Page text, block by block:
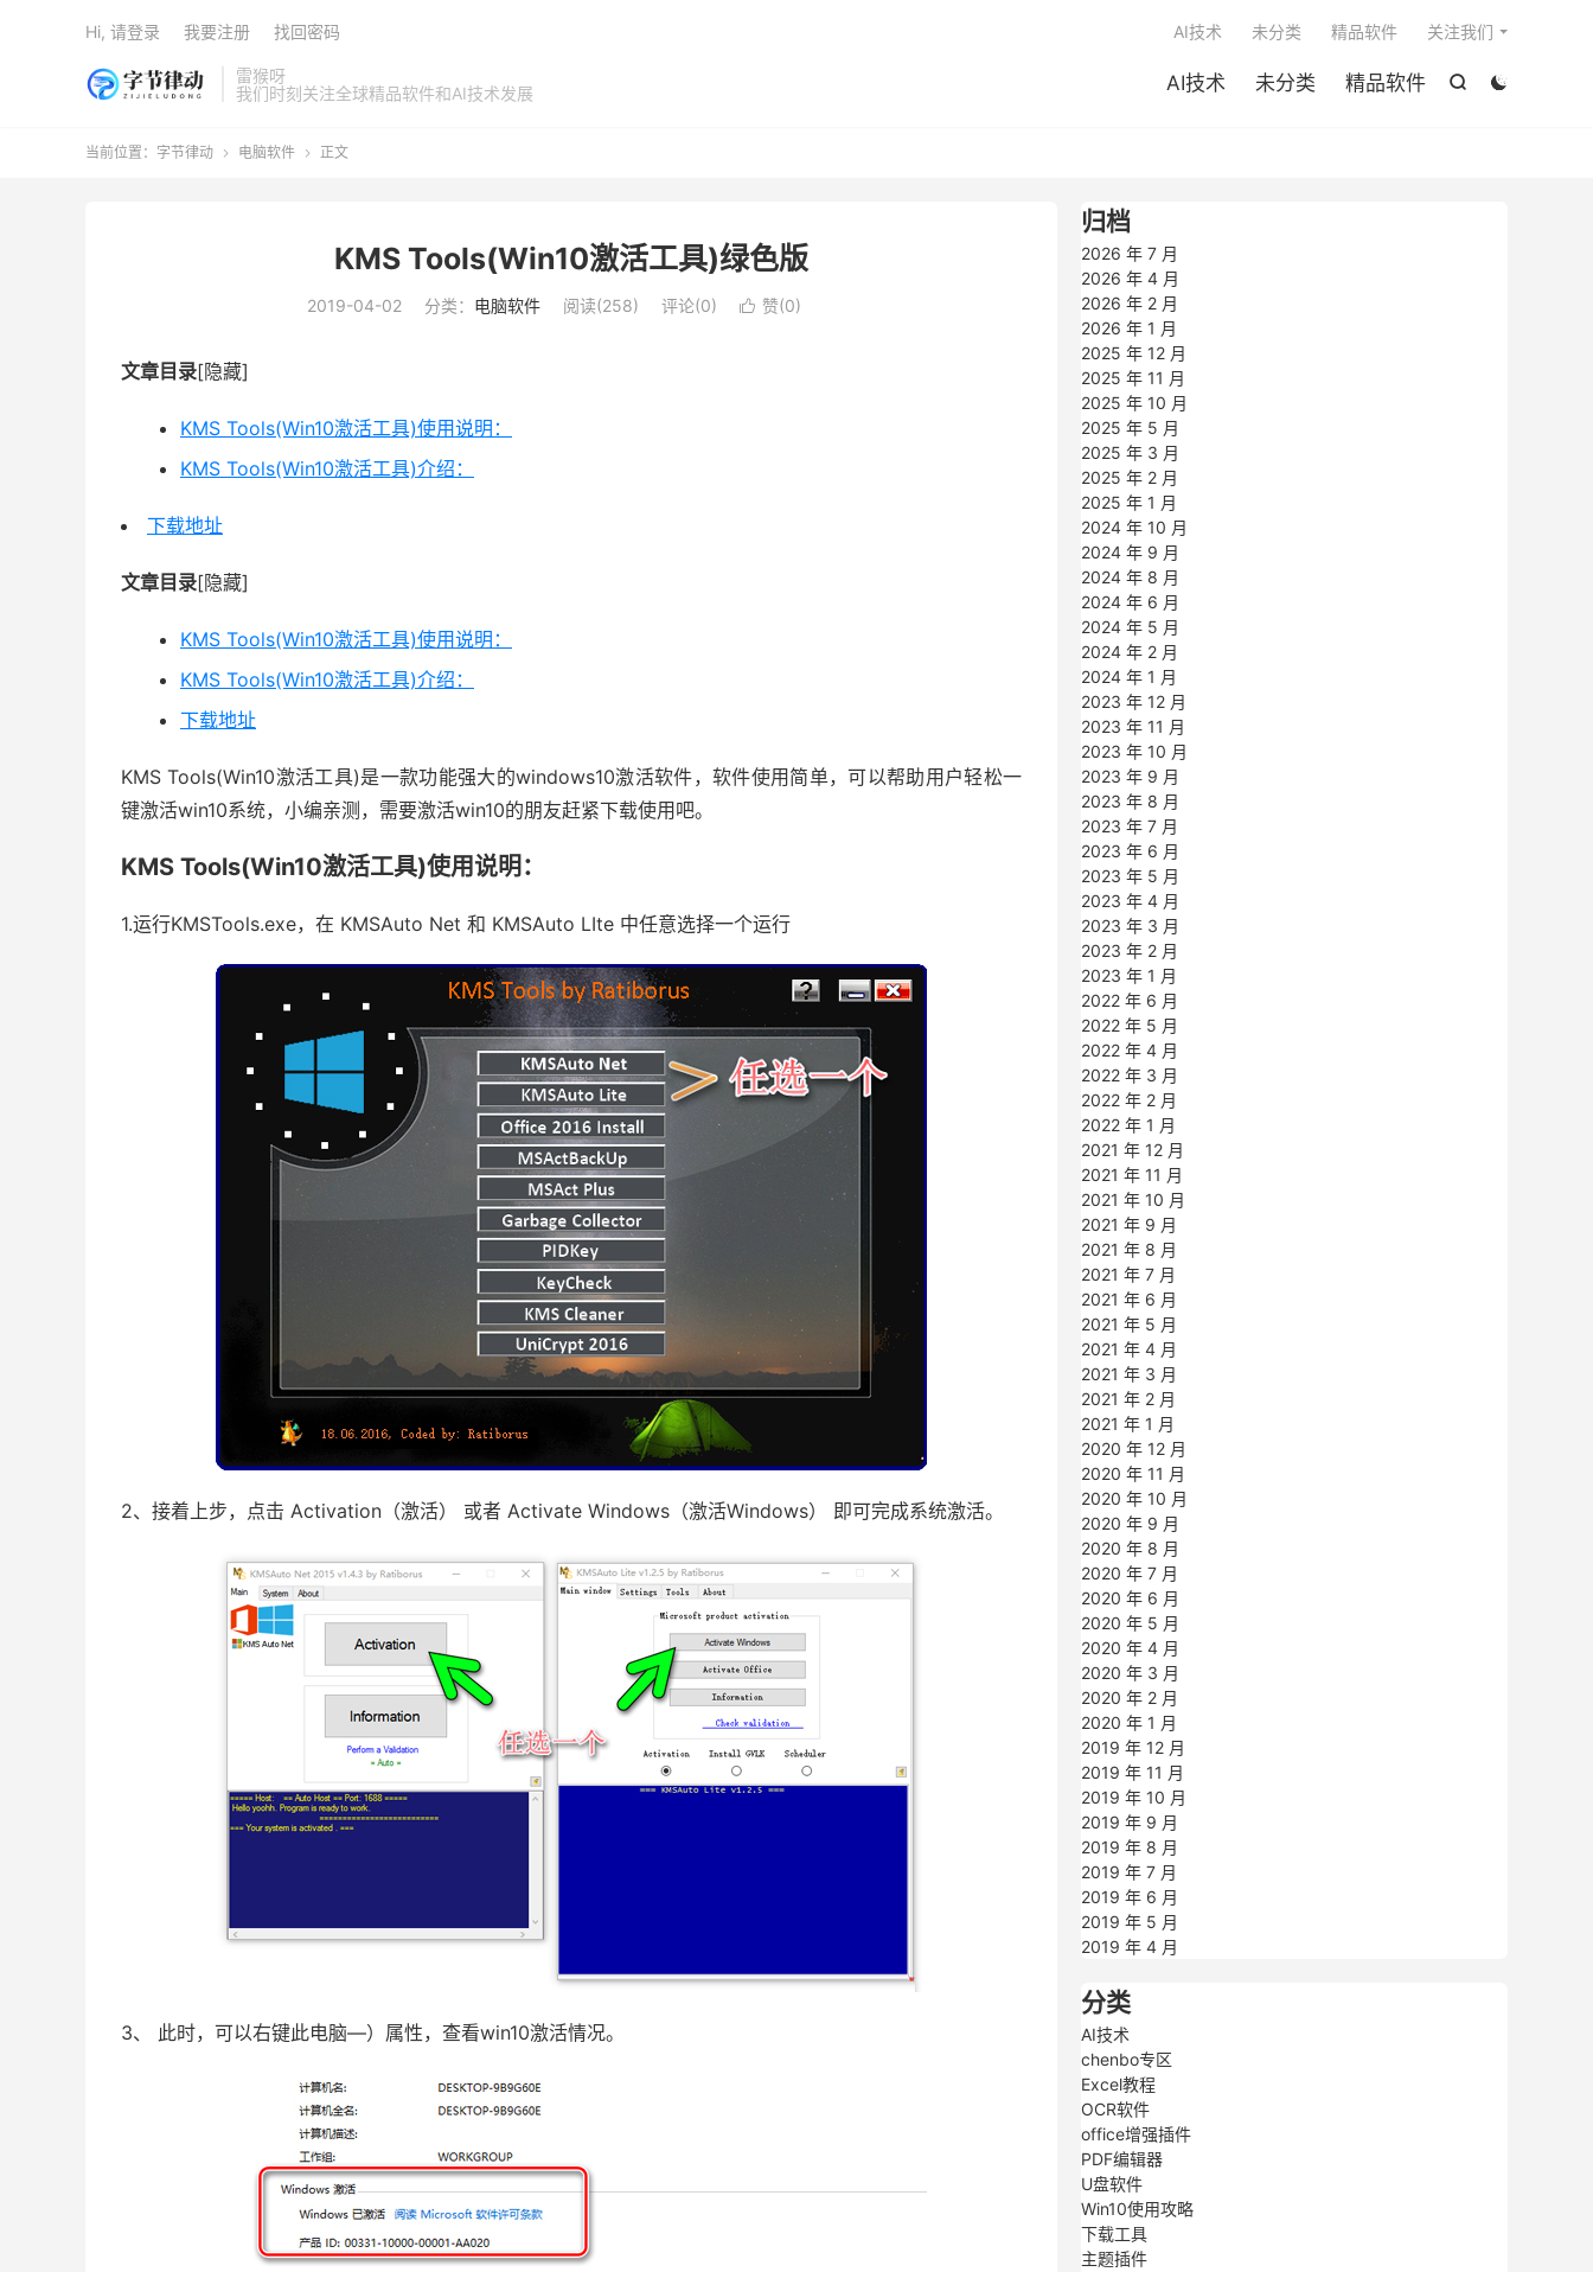
雷猴呀
我们时刻关注全球精品软件和AI技术发展


AI技术 未分类 精品软件
AI技术 未分类 精品软件 关注我们
Hi, 请登录 我要注册 找回密码
当前位置： 字节律动  电脑软件  正文
KMS Tools(Win10激活工具)绿色版
2019-04-02 分类： 电脑软件 阅读(258) 评论(0)  赞(0)
文章目录[隐藏]
KMS Tools(Win10激活工具)使用说明：
KMS Tools(Win10激活工具)介绍：
下载地址
文章目录[隐藏]
KMS Tools(Win10激活工具)使用说明：
KMS Tools(Win10激活工具)介绍：
下载地址
KMS Tools(Win10激活工具)是一款功能强大的windows10激活软件，软件使用简单，可以帮助用户轻松一
键激活win10系统，小编亲测，需要激活win10的朋友赶紧下载使用吧。
KMS Tools(Win10激活工具)使用说明：
1.运行KMSTools.exe，在 KMSAuto Net 和 KMSAuto LIte 中任意选择一个运行
2、接着上步，点击 Activation（激活） 或者 Activate Windows（激活Windows） 即可完成系统激活。
3、 此时，可以右键此电脑—）属性，查看win10激活情况。
归档
2026 年 7 月
2026 年 4 月
2026 年 2 月
2026 年 1 月
2025 年 12 月
2025 年 11 月
2025 年 10 月
2025 年 5 月
2025 年 3 月
2025 年 2 月
2025 年 1 月
2024 年 10 月
2024 年 9 月
2024 年 8 月
2024 年 6 月
2024 年 5 月
2024 年 2 月
2024 年 1 月
2023 年 12 月
2023 年 11 月
2023 年 10 月
2023 年 9 月
2023 年 8 月
2023 年 7 月
2023 年 6 月
2023 年 5 月
2023 年 4 月
2023 年 3 月
2023 年 2 月
2023 年 1 月
2022 年 6 月
2022 年 5 月
2022 年 4 月
2022 年 3 月
2022 年 2 月
2022 年 1 月
2021 年 12 月
2021 年 11 月
2021 年 10 月
2021 年 9 月
2021 年 8 月
2021 年 7 月
2021 年 6 月
2021 年 5 月
2021 年 4 月
2021 年 3 月
2021 年 2 月
2021 年 1 月
2020 年 12 月
2020 年 11 月
2020 年 10 月
2020 年 9 月
2020 年 8 月
2020 年 7 月
2020 年 6 月
2020 年 5 月
2020 年 4 月
2020 年 3 月
2020 年 2 月
2020 年 1 月
2019 年 12 月
2019 年 11 月
2019 年 10 月
2019 年 9 月
2019 年 8 月
2019 年 7 月
2019 年 6 月
2019 年 5 月
2019 年 4 月
分类
AI技术
chenbo专区
Excel教程
OCR软件
office增强插件
PDF编辑器
U盘软件
Win10使用攻略
下载工具
主题插件